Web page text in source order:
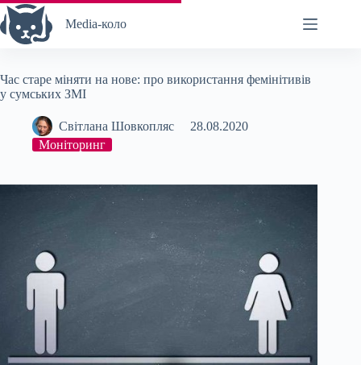
Перейти
до
вмісту
Media-коло
Час старе міняти на нове: про використання фемінітивів
у сумських ЗМІ
Світлана Шовкопляс
28.08.2020
Моніторинг